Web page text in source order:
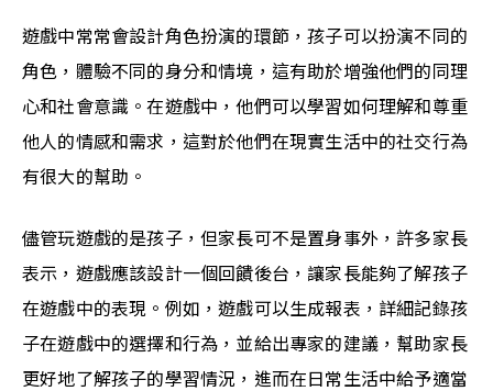
遊戲中常常會設計角色扮演的環節，孩子可以扮演不同的
角色，體驗不同的身分和情境，這有助於增強他們的同理
心和社會意識。在遊戲中，他們可以學習如何理解和尊重
他人的情感和需求，這對於他們在現實生活中的社交行為
有很大的幫助。
儘管玩遊戲的是孩子，但家長可不是置身事外，許多家長
表示，遊戲應該設計一個回饋後台，讓家長能夠了解孩子
在遊戲中的表現。例如，遊戲可以生成報表，詳細記錄孩
子在遊戲中的選擇和行為，並給出專家的建議，幫助家長
更好地了解孩子的學習情況，進而在日常生活中給予適當